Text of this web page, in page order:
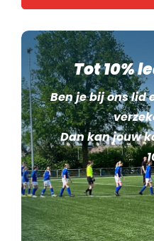
Tot 10%
Ben je bij ons lid
Dan kan jouw